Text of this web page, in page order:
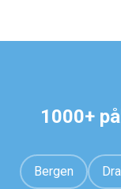
1000+
Bergen